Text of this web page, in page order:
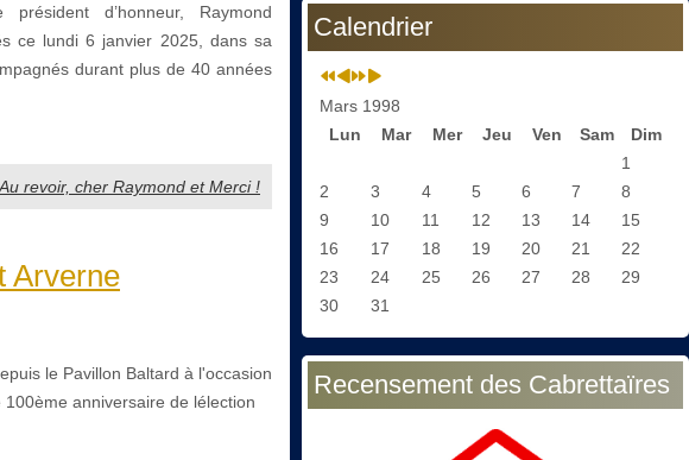
d’honneur, Raymond
ce lundi 6 janvier 2025, dans sa
durant plus de 40 années
revoir, cher Raymond et Merci !
Arverne
le Pavillon Baltard à l'occasion
anniversaire de lélection
Calendrier
Mars 1998
Lun
Mar Mer Jeu Ven Sam
Dim
1
2
3 4 5 6 7
8
9
10 11 12 13 14
15
16
17 18 19 20 21
22
23
24 25 26 27 28
29
30
31
Recensement des Cabrettaïres